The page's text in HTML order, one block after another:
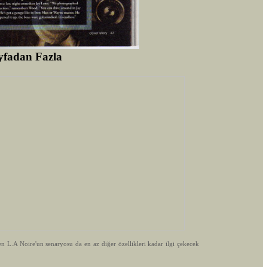
Fazla
Noire'un senaryosu da en az diğer özellikleri kadar ilgi çekecek